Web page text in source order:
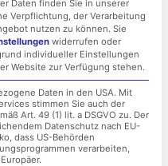
Sicherheit
braucht
Daten finden Sie in unserer
Verpflichtung, der Verarbeitung
nutzen zu können. Sie
widerrufen oder
individueller Einstellungen
Website zur Verfügung stehen.
Daten in den USA. Mit
stimmen Sie auch der
Art. 49 (1) lit. a DSGVO zu. Der
Datenschutz nach EU-
dass US-Behörden
verarbeiten,